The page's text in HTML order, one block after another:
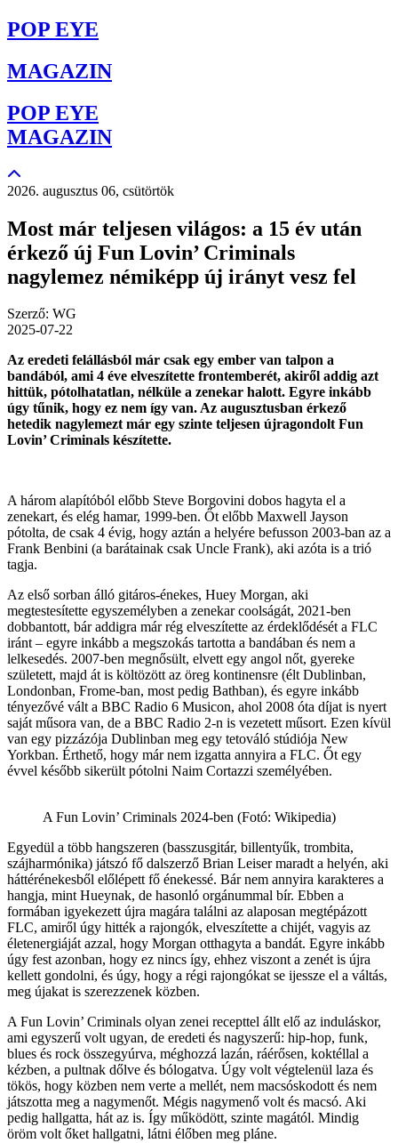
POP EYE
MAGAZIN
POP EYE
MAGAZIN
2026. augusztus 06, csütörtök
Most már teljesen világos: a 15 év után
érkező új Fun Lovin’ Criminals
nagylemez némiképp új irányt vesz fel
Szerző: WG
2025-07-22
Az eredeti felállásból már csak egy ember van talpon a
bandából, ami 4 éve elveszítette frontemberét, akiről addig azt
hittük, pótolhatatlan, nélküle a zenekar halott. Egyre inkább
úgy tűnik, hogy ez nem így van. Az augusztusban érkező
hetedik nagylemezt már egy szinte teljesen újragondolt Fun
Lovin’ Criminals készítette.
A három alapítóból előbb Steve Borgovini dobos hagyta el a
zenekart, és elég hamar, 1999-ben. Őt előbb Maxwell Jayson
pótolta, de csak 4 évig, hogy aztán a helyére befusson 2003-ban az a
Frank Benbini (a barátainak csak Uncle Frank), aki azóta is a trió
tagja.
Az első sorban álló gitáros-énekes, Huey Morgan, aki
megtestesítette egyszemélyben a zenekar coolságát, 2021-ben
dobbantott, bár addigra már rég elveszítette az érdeklődését a FLC
iránt – egyre inkább a megszokás tartotta a bandában és nem a
lelkesedés. 2007-ben megnősült, elvett egy angol nőt, gyereke
született, majd át is költözött az öreg kontinensre (élt Dublinban,
Londonban, Frome-ban, most pedig Bathban), és egyre inkább
tényezővé vált a BBC Radio 6 Musicon, ahol 2008 óta díjat is nyert
saját műsora van, de a BBC Radio 2-n is vezetett műsort. Ezen kívül
van egy pizzázója Dublinban meg egy tetováló stúdiója New
Yorkban. Érthető, hogy már nem izgatta annyira a FLC. Őt egy
évvel később sikerült pótolni Naim Cortazzi személyében.
A Fun Lovin’ Criminals 2024-ben (Fotó: Wikipedia)
Egyedül a több hangszeren (basszusgitár, billentyűk, trombita,
szájharmónika) játszó fő dalszerző Brian Leiser maradt a helyén, aki
háttérénekesből előlépett fő énekessé. Bár nem annyira karakteres a
hangja, mint Hueynak, de hasonló orgánummal bír. Ebben a
formában igyekezett újra magára találni az alaposan megtépázott
FLC, amiről úgy hitték a rajongók, elveszítette a chijét, vagyis az
életenergiáját azzal, hogy Morgan otthagyta a bandát. Egyre inkább
úgy fest azonban, hogy ez nincs így, ehhez viszont a zenét is újra
kellett gondolni, és úgy, hogy a régi rajongókat se ijessze el a váltás,
meg újakat is szerezzenek közben.
A Fun Lovin’ Criminals olyan zenei recepttel állt elő az induláskor,
ami egyszerű volt ugyan, de eredeti és nagyszerű: hip-hop, funk,
blues és rock összegyúrva, méghozzá lazán, ráérősen, koktéllal a
kézben, a pultnak dőlve és bólogatva. Úgy volt végtelenül laza és
tökös, hogy közben nem verte a mellét, nem macsóskodott és nem
játszotta meg a nagymenőt. Mégis nagymenő volt és macsó. Aki
pedig hallgatta, hát az is. Így működött, szinte magától. Mindig
öröm volt őket hallgatni, látni élőben meg pláne.